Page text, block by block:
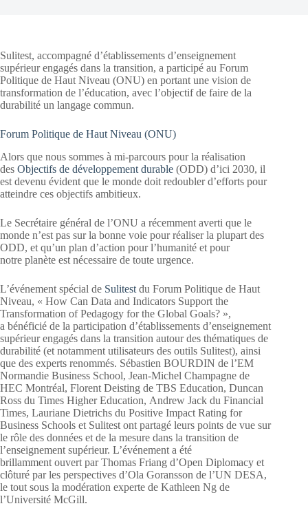
Sulitest, accompagné d’établissements d’enseignement
supérieur engagés dans la transition, a participé au Forum
Politique de Haut Niveau (ONU) en portant une vision de
transformation de l’éducation, avec l’objectif de faire de la
durabilité un langage commun.
Forum Politique de Haut Niveau (ONU)
Alors que nous sommes à mi-parcours pour la réalisation
des Objectifs de développement durable (ODD) d’ici 2030, il
est devenu évident que le monde doit redoubler d’efforts pour
atteindre ces objectifs ambitieux.
Le Secrétaire général de l’ONU a récemment averti que le
monde n’est pas sur la bonne voie pour réaliser la plupart des
ODD, et qu’un plan d’action pour l’humanité et pour
notre planète est nécessaire de toute urgence.
L’événement spécial de Sulitest du Forum Politique de Haut
Niveau, « How Can Data and Indicators Support the
Transformation of Pedagogy for the Global Goals? »,
a bénéficié de la participation d’établissements d’enseignement
supérieur engagés dans la transition autour des thématiques de
durabilité (et notamment utilisateurs des outils Sulitest), ainsi
que des experts renommés. Sébastien BOURDIN de l’EM
Normandie Business School, Jean-Michel Champagne de
HEC Montréal, Florent Deisting de TBS Education, Duncan
Ross du Times Higher Education, Andrew Jack du Financial
Times, Lauriane Dietrichs du Positive Impact Rating for
Business Schools et Sulitest ont partagé leurs points de vue sur
le rôle des données et de la mesure dans la transition de
l’enseignement supérieur. L’événement a été
brillamment ouvert par Thomas Friang d’Open Diplomacy et
clôturé par les perspectives d’Ola Goransson de l’UN DESA,
le tout sous la modération experte de Kathleen Ng de
l’Université McGill.